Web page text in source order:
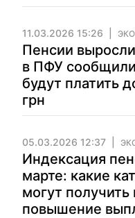
11.03.2026 15:26
Пенсии выросли
в ПФУ
будут платить
грн
05.03.2026 12:37
Индексация
марте: какие
могут получить
повышение